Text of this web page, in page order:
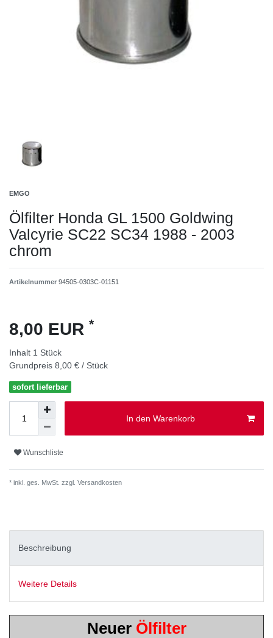
EMGO
Ölfilter Honda GL 1500 Goldwing
Valcyrie SC22 SC34 1988 - 2003
chrom
Artikelnummer 94505-0303C-01151
8,00 EUR *
Inhalt 1 Stück
Grundpreis 8,00 € / Stück
sofort lieferbar
In den Warenkorb
Wunschliste
* inkl. ges. MwSt. zzgl. Versandkosten
Beschreibung
Weitere Details
Neuer Ölfilter